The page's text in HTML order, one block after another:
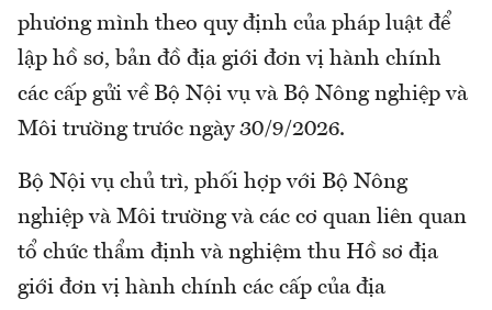
phương mình theo quy định của pháp luật để
lập hồ sơ, bản đồ địa giới đơn vị hành chính
các cấp gửi về Bộ Nội vụ và Bộ Nông nghiệp và
Môi trường trước ngày 30/9/2026.
Bộ Nội vụ chủ trì, phối hợp với Bộ Nông
nghiệp và Môi trường và các cơ quan liên quan
tổ chức thẩm định và nghiệm thu Hồ sơ địa
giới đơn vị hành chính các cấp của địa